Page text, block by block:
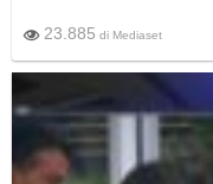
23.885 di Mediaset